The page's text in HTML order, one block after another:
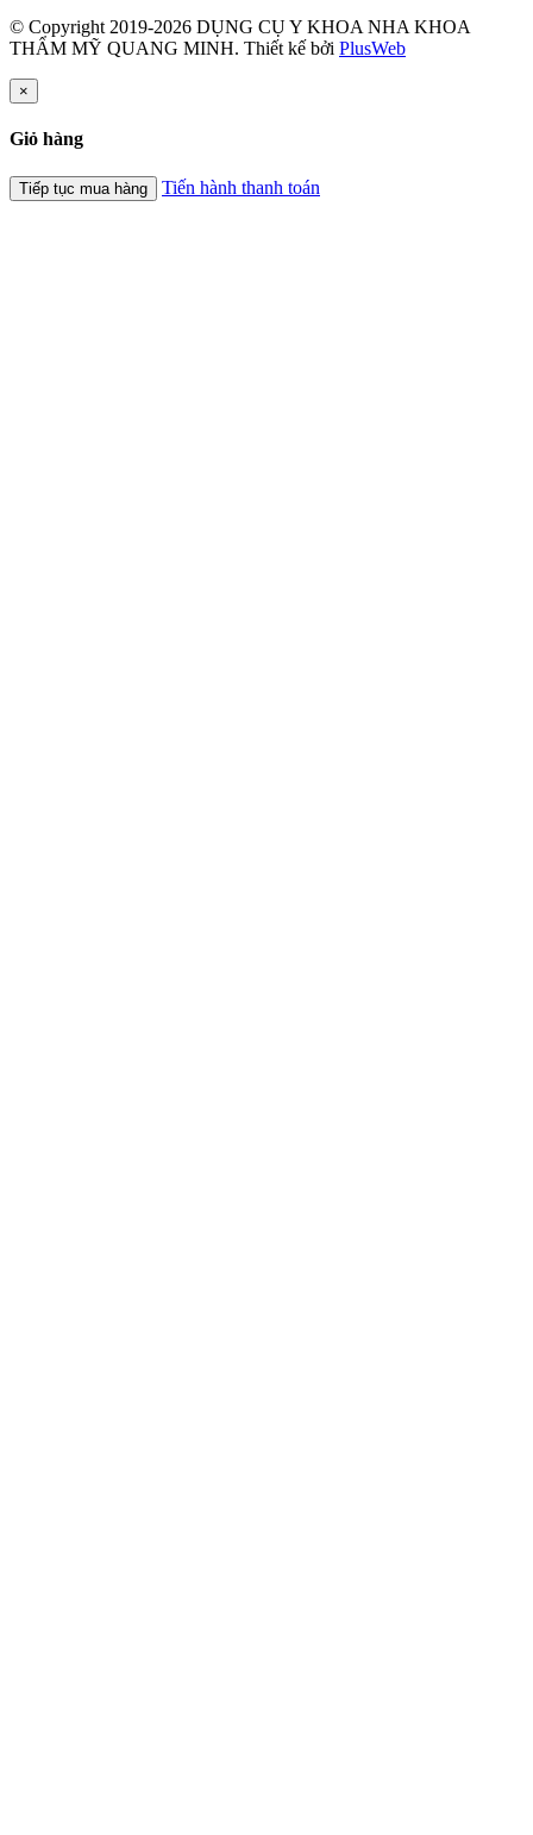
© Copyright 2019-2026 DỤNG CỤ Y KHOA NHA KHOA
THẨM MỸ QUANG MINH. Thiết kế bởi PlusWeb
×
Giỏ hàng
Tiếp tục mua hàng Tiến hành thanh toán